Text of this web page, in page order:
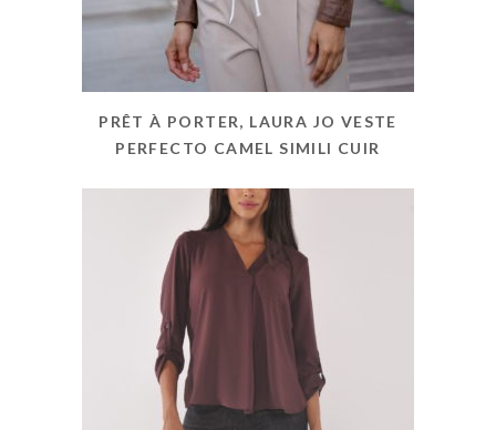
PRÊT À PORTER, LAURA JO VESTE
PERFECTO CAMEL SIMILI CUIR